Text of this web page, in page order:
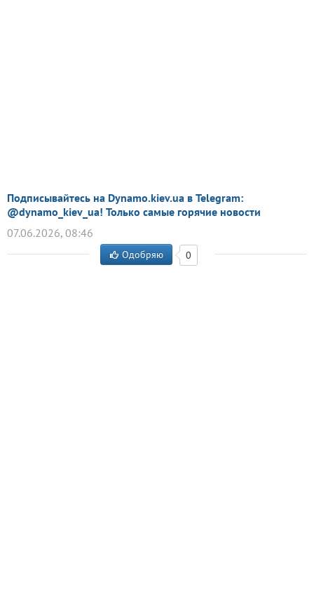
Подписывайтесь на Dynamo.kiev.ua в Telegram:
@dynamo_kiev_ua! Только самые горячие новости
07.06.2026, 08:46
Одобряю 0